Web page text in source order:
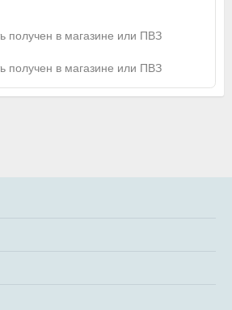
получен в магазине или ПВЗ
получен в магазине или ПВЗ